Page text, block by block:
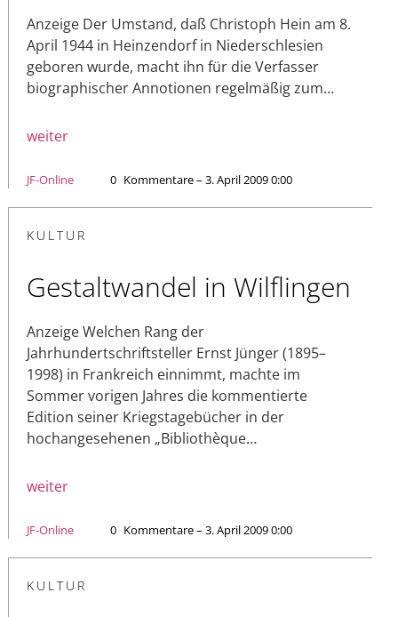
Anzeige Der Umstand, daß Christoph Hein am 8.
April 1944 in Heinzendorf in Niederschlesien
geboren wurde, macht ihn für die Verfasser
biographischer Annotionen regelmäßig zum…
weiter
JF-Online 0 Kommentare – 3. April 2009 0:00
KULTUR
Gestaltwandel in Wilflingen
Anzeige Welchen Rang der
Jahrhundertschriftsteller Ernst Jünger (1895–
1998) in Frankreich einnimmt, machte im
Sommer vorigen Jahres die kommentierte
Edition seiner Kriegstagebücher in der
hochangesehenen „Bibliothèque…
weiter
JF-Online 0 Kommentare – 3. April 2009 0:00
KULTUR